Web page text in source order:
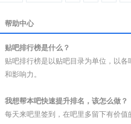
帮助中心
贴吧排行榜是什么？
贴吧排行榜是以贴吧目录为单位，以
和影响力。
我想帮本吧快速提升排名，该怎么做？
每天来吧里签到，在吧里多留下有价